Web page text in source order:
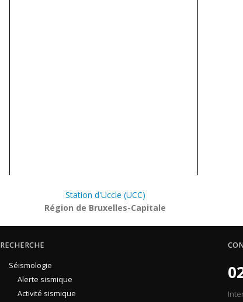
Station d'Uccle (UCC)
Région de Bruxelles-Capitale
RECHERCHE
Séismologie
Alerte sismique
Activité sismique